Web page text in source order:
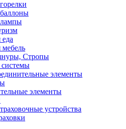
еда
мебель
Стропы
элементы
элементы
устройства